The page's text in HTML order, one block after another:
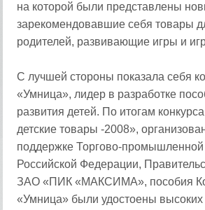
на которой были представлены
зарекомендовавшие себя товары
родителей, развивающие игры и
С лучшей стороны показала себя
«Умница», лидер в разработке
развития детей. По итогам
детские товары -2008»,
поддержке Торгово-
Российской Федерации,
ЗАО «ПИК «МАКСИМА», пособия
«Умница» были удостоены высоких